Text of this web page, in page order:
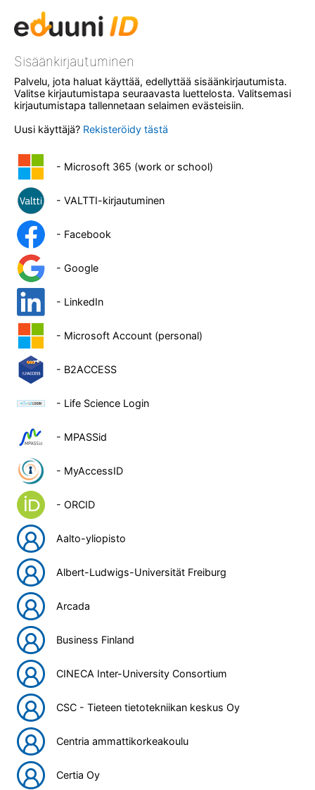
Sisäänkirjautuminen
Palvelu, jota haluat käyttää, edellyttää sisäänkirjautumista.
Valitse kirjautumistapa seuraavasta luettelosta. Valitsemasi
kirjautumistapa tallennetaan selaimen evästeisiin.
Uusi käyttäjä? Rekisteröidy tästä
- Microsoft 365 (work or school)
- VALTTI-kirjautuminen
- Facebook
- Google
- LinkedIn
- Microsoft Account (personal)
- B2ACCESS
- Life Science Login
- MPASSid
- MyAccessID
- ORCID
Aalto-yliopisto
Albert-Ludwigs-Universität Freiburg
Arcada
Business Finland
CINECA Inter-University Consortium
CSC - Tieteen tietotekniikan keskus Oy
Centria ammattikorkeakoulu
Certia Oy